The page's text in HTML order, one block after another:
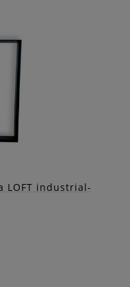
Dzięki swej geometrii
stołu z blatem o
LOFT industrial-